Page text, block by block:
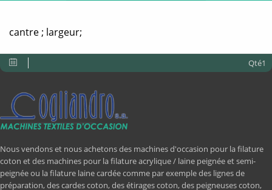
cantre ; largeur;
Qté1
Nous vendons et nous achetons des machines d'occasion pour la filature
coton et des machines pour la filature acrylique / laine peignée et semi-
peignée ou la filature laine cardée comme par exemple des lignes de
préparation, des cardes coton, des étirages coton, des peigneuses coton,